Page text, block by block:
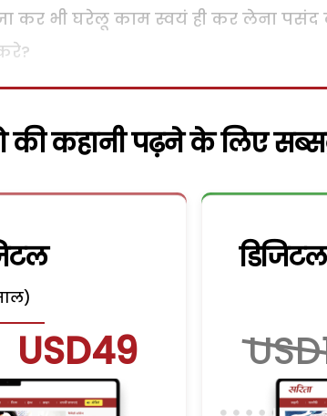
कर भी घरेलू काम स्वयं ही कर लेना पसंद
कहानी पढ़ने के लिए
USD49